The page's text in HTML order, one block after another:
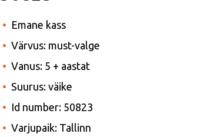
Emane kass
Värvus: must-valge
Vanus: 5 + aastat
Suurus: väike
Id number: 50823
Varjupaik: Tallinn